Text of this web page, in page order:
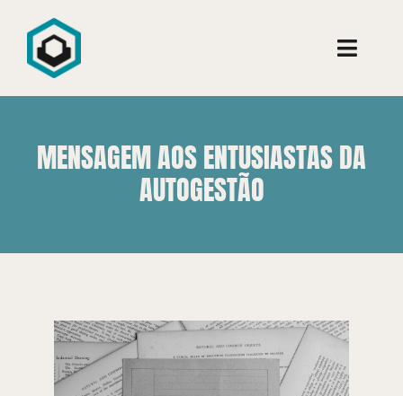
Toggle
Consultoria
MENSAGEM AOS ENTUSIASTAS DA
AUTOGESTÃO